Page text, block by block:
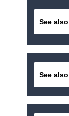
See also
See also